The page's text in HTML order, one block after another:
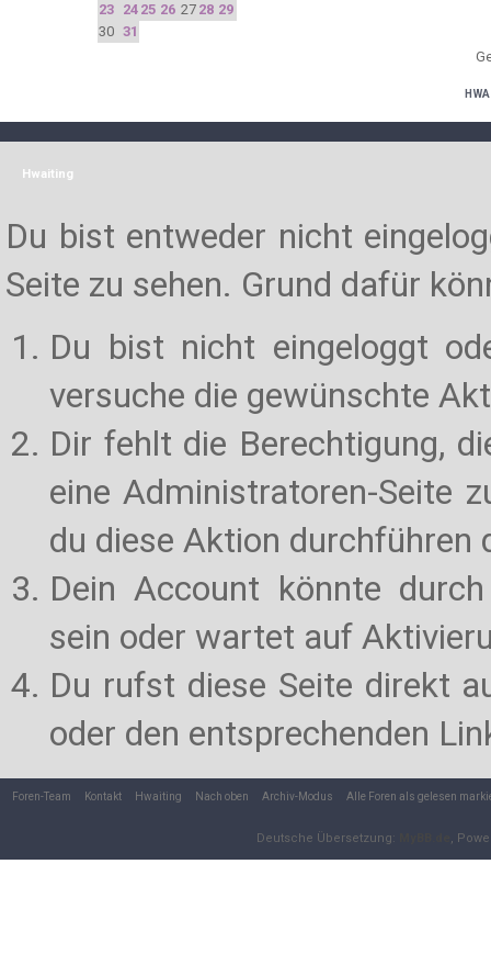
23 24 25 26 27 28 29
30 31
Hwaiting
Du bist entweder nicht
Seite zu sehen. Grund dafür
Du bist nicht eingeloggt
versuche die gewünschte
Dir fehlt die Berechtigung,
eine Administratoren-Seite
du diese Aktion durchführen
Dein Account könnte
sein oder wartet auf
Du rufst diese Seite direkt
oder den entsprechenden
Foren-Team Kontakt Hwaiting Nach oben Archiv-Modus Alle Foren als gelesen
Deutsche Übersetzung: ,